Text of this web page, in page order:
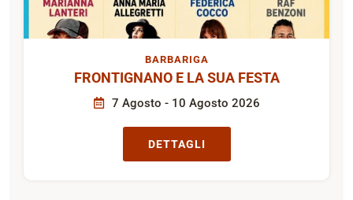
BARBARIGA
FRONTIGNANO E LA SUA FESTA
7 Agosto - 10 Agosto 2026
DETTAGLI